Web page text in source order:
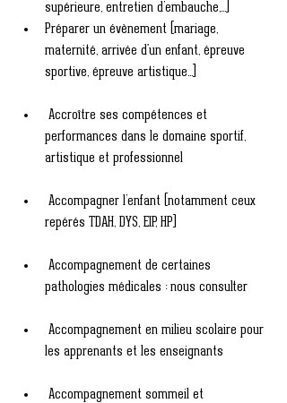
supérieure, entretien d’embauche,...)
Préparer un évènement (mariage,
maternité, arrivée d'un enfant, épreuve
sportive, épreuve artistique...]
Accroître ses compétences et
performances dans le domaine sportif,
artistique et professionnel
Accompagner l’enfant (notamment ceux
repérés TDAH, DYS, EIP, HP)
Accompagnement de certaines
pathologies médicales : nous consulter
Accompagnement en milieu scolaire pour
les apprenants et les enseignants
Accompagnement sommeil et